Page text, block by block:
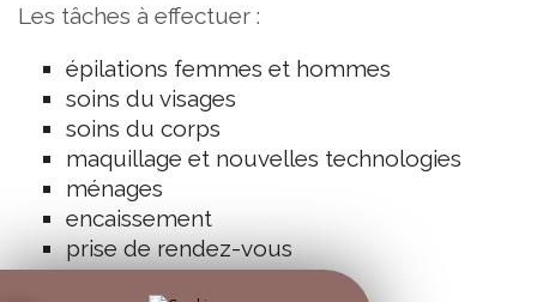
Les tâches à effectuer :
épilations femmes et hommes
soins du visages
soins du corps
maquillage et nouvelles technologies
ménages
encaissement
prise de rendez-vous